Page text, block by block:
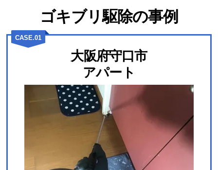
ゴキブリ駆除の事例
CASE.01
大阪府守口市
アパート